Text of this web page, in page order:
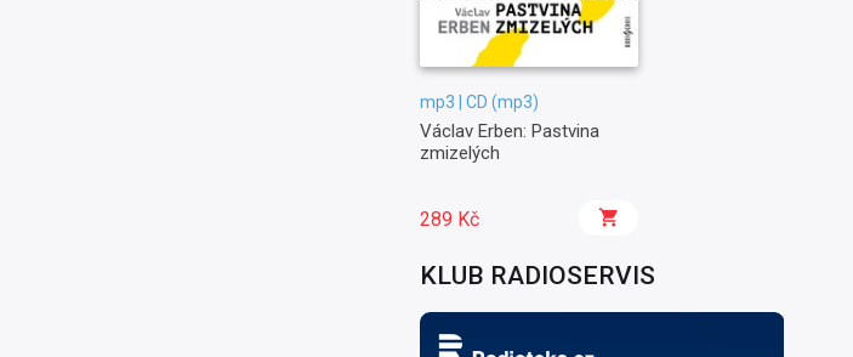
mp3 | CD (mp3)
Václav Erben: Pastvina
zmizelých
289 Kč
KLUB RADIOSERVIS